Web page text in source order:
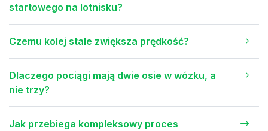
startowego na lotnisku?
Czemu kolej stale zwiększa prędkość?
Dlaczego pociągi mają dwie osie w wózku, a
nie trzy?
Jak przebiega kompleksowy proces